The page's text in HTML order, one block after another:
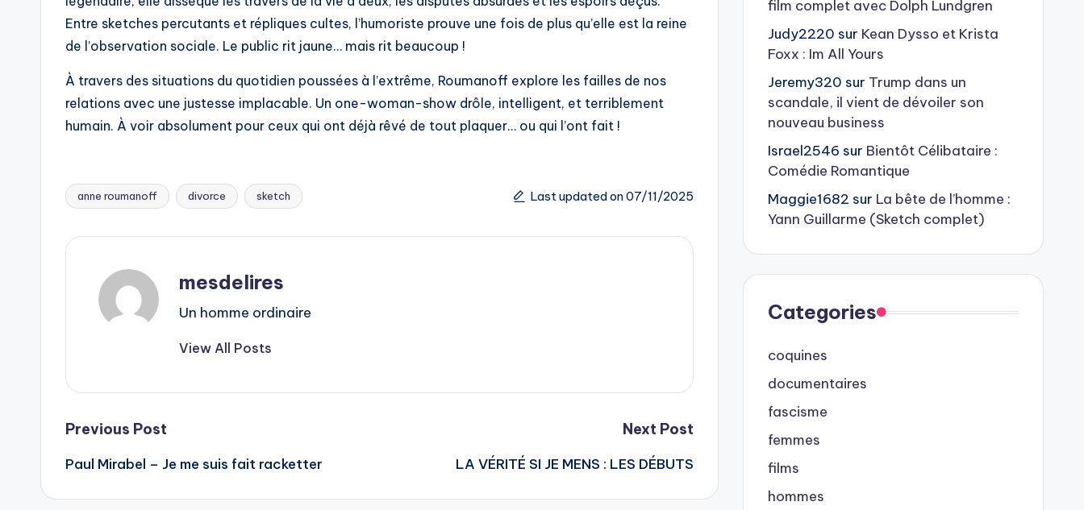
Entre sketches percutants et répliques cultes, l’humoriste prouve une fois de plus qu’elle est la reine
de l’observation sociale. Le public rit jaune… mais rit beaucoup !
À travers des situations du quotidien poussées à l’extrême, Roumanoff explore les failles de nos
relations avec une justesse implacable. Un one-woman-show drôle, intelligent, et terriblement
humain. À voir absolument pour ceux qui ont déjà rêvé de tout plaquer… ou qui l’ont fait !
Tags:
anne roumanoff divorce sketch Last updated on 07/11/2025
mesdelires
Un homme ordinaire
View All Posts
Post
navigation
Previous Post
Paul Mirabel – Je me suis fait racketter
Next Post
LA VÉRITÉ SI JE MENS : LES DÉBUTS
film complet avec Dolph Lundgren
Judy2220 sur Kean Dysso et Krista
Foxx : Im All Yours
Jeremy320 sur Trump dans un
scandale, il vient de dévoiler son
nouveau business
Israel2546 sur Bientôt Célibataire :
Comédie Romantique
Maggie1682 sur La bête de l’homme :
Yann Guillarme (Sketch complet)
Categories
coquines
documentaires
fascisme
femmes
films
hommes